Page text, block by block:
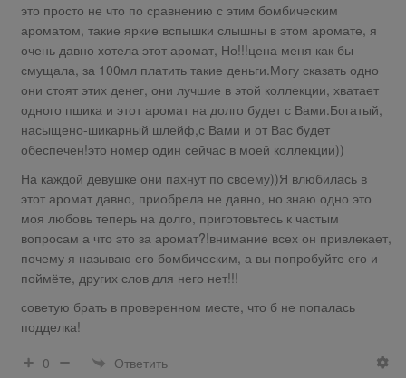
это просто не что по сравнению с этим бомбическим
ароматом, такие яркие вспышки слышны в этом аромате, я
очень давно хотела этот аромат, Но!!!цена меня как бы
смущала, за 100мл платить такие деньги.Могу сказать одно
они стоят этих денег, они лучшие в этой коллекции, хватает
одного пшика и этот аромат на долго будет с Вами.Богатый,
насыщено-шикарный шлейф,с Вами и от Вас будет
обеспечен!это номер один сейчас в моей коллекции))
На каждой девушке они пахнут по своему))Я влюбилась в
этот аромат давно, приобрела не давно, но знаю одно это
моя любовь теперь на долго, приготовьтесь к частым
вопросам а что это за аромат?!внимание всех он привлекает,
почему я называю его бомбическим, а вы попробуйте его и
поймёте, других слов для него нет!!!
советую брать в проверенном месте, что б не попалась
подделка!
0
Ответить